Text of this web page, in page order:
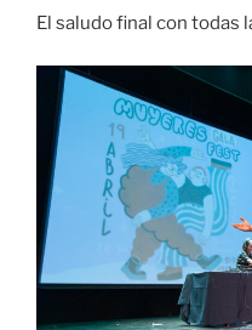
El saludo final con todas